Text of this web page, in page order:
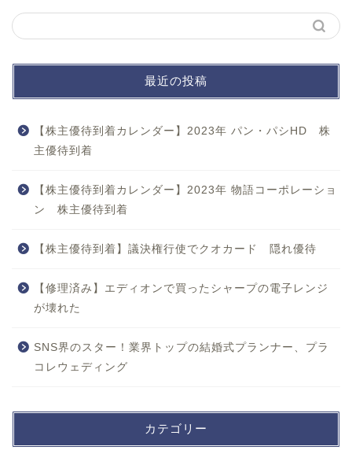
最近の投稿
【株主優待到着カレンダー】2023年 パン・パシHD 株
主優待到着
【株主優待到着カレンダー】2023年 物語コーポレーショ
ン 株主優待到着
【株主優待到着】議決権行使でクオカード 隠れ優待
【修理済み】エディオンで買ったシャープの電子レンジ
が壊れた
SNS界のスター！業界トップの結婚式プランナー、プラ
コレウェディング
カテゴリー